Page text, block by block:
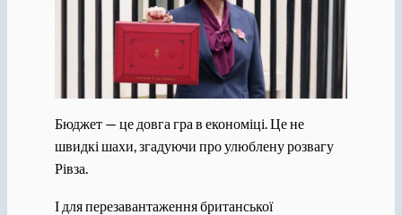
Бюджет — це довга гра в економіці. Це не
швидкі шахи, згадуючи про улюблену розвагу
Рівза.
І для перезавантаження британської